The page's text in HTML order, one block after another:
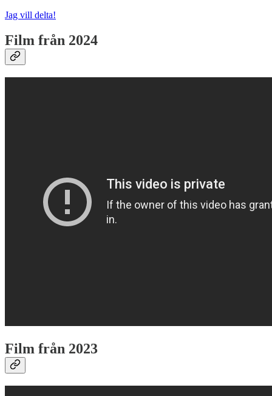
Jag vill delta!
Film från 2024
Film från 2023